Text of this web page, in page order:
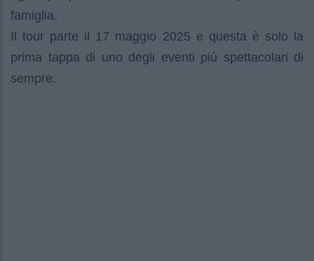
famiglia.
Il tour parte il 17 maggio 2025 e questa è solo la
prima tappa di uno degli eventi più spettacolari di
sempre.